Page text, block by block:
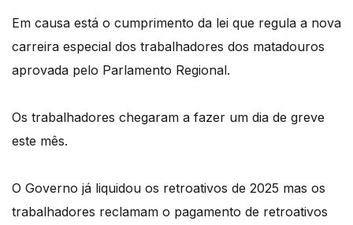
Em causa está o cumprimento da lei que regula a nova
carreira especial dos trabalhadores dos matadouros
aprovada pelo Parlamento Regional.
Os trabalhadores chegaram a fazer um dia de greve
este mês.
O Governo já liquidou os retroativos de 2025 mas os
trabalhadores reclamam o pagamento de retroativos